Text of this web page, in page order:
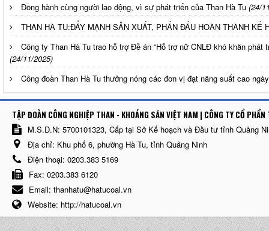
Đồng hành cùng người lao động, vì sự phát triển của Than Hà Tu (24/
THAN HÀ TU:ĐẨY MẠNH SẢN XUẤT, PHẤN ĐẤU HOÀN THÀNH KẾ
Công ty Than Hà Tu trao hỗ trợ Đề án “Hỗ trợ nữ CNLĐ khó khăn phát
(24/11/2025)
Công đoàn Than Hà Tu thưởng nóng các đơn vị đạt năng suất cao
TẬP ĐOÀN CÔNG NGHIỆP THAN - KHOÁNG SẢN VIỆT NAM | CÔNG TY CỔ
M.S.D.N: 5700101323, Cấp tại Sở Kế hoạch và Đầu tư tỉnh Quảng
Địa chỉ: Khu phố 6, phường Hà Tu, tỉnh Quảng Ninh
Điện thoại: 0203.383 5169
Fax: 0203.383 6120
Email: thanhatu@hatucoal.vn
Website: http://hatucoal.vn